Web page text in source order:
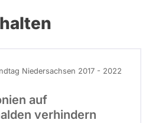
Niedersachsen 2017 - 2022
auf
verhindern